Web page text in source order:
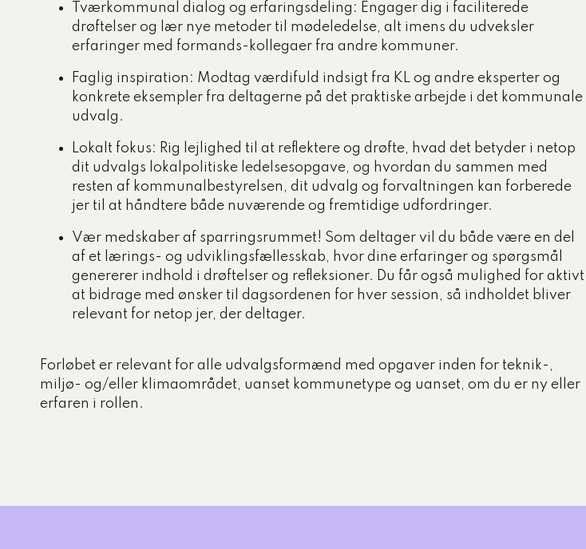
Tværkommunal dialog og erfaringsdeling: Engager dig i faciliterede
drøftelser og lær nye metoder til mødeledelse, alt imens du udveksler
erfaringer med formands-kollegaer fra andre kommuner.
Faglig inspiration: Modtag værdifuld indsigt fra KL og andre eksperter og
konkrete eksempler fra deltagerne på det praktiske arbejde i det kommunale
udvalg.
Lokalt fokus: Rig lejlighed til at reflektere og drøfte, hvad det betyder i netop
dit udvalgs lokalpolitiske ledelsesopgave, og hvordan du sammen med
resten af kommunalbestyrelsen, dit udvalg og forvaltningen kan forberede
jer til at håndtere både nuværende og fremtidige udfordringer.
Vær medskaber af sparringsrummet! Som deltager vil du både være en del
af et lærings- og udviklingsfællesskab, hvor dine erfaringer og spørgsmål
genererer indhold i drøftelser og refleksioner. Du får også mulighed for aktivt
at bidrage med ønsker til dagsordenen for hver session, så indholdet bliver
relevant for netop jer, der deltager.
Forløbet er relevant for alle udvalgsformænd med opgaver inden for teknik-,
miljø- og/eller klimaområdet, uanset kommunetype og uanset, om du er ny eller
erfaren i rollen.